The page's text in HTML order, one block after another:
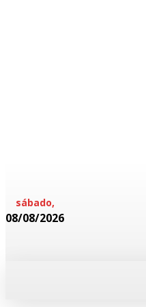
sábado,
08/08/2026